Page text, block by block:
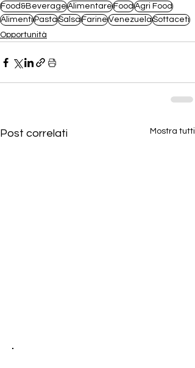
Food&BeverageAlimentareFoodAgri Food
AlimentiPastaSalsaFarineVenezuelaSottaceti
Opportunità
Post correlati Mostra tutti